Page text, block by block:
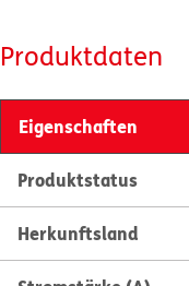
Produktdaten
Eigenschaften
Produktstatus
Herkunftsland